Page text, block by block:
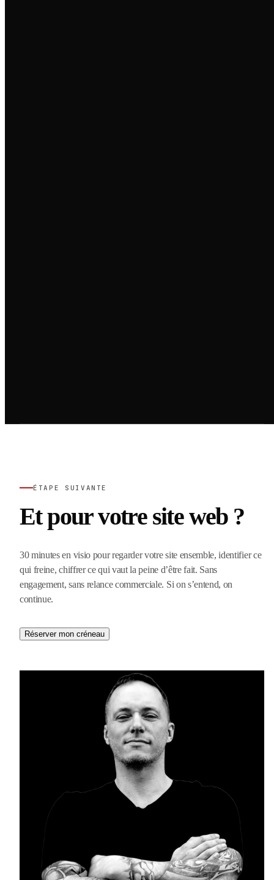
ÉTAPE SUIVANTE
Et pour votre site web ?
30 minutes en visio pour regarder votre site ensemble, identifier ce
qui freine, chiffrer ce qui vaut la peine d’être fait. Sans
engagement, sans relance commerciale. Si on s’entend, on
continue.
Réserver mon créneau